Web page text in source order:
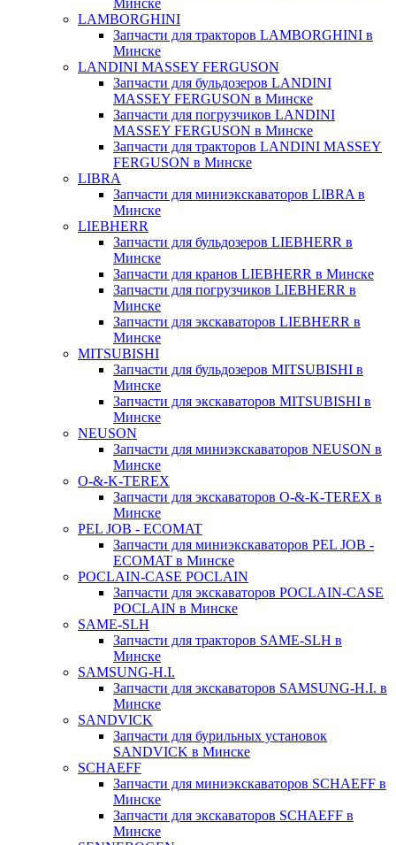
Минске
LAMBORGHINI
Запчасти для тракторов LAMBORGHINI в
Минске
LANDINI MASSEY FERGUSON
Запчасти для бульдозеров LANDINI
MASSEY FERGUSON в Минске
Запчасти для погрузчиков LANDINI
MASSEY FERGUSON в Минске
Запчасти для тракторов LANDINI MASSEY
FERGUSON в Минске
LIBRA
Запчасти для миниэкскаваторов LIBRA в
Минске
LIEBHERR
Запчасти для бульдозеров LIEBHERR в
Минске
Запчасти для кранов LIEBHERR в Минске
Запчасти для погрузчиков LIEBHERR в
Минске
Запчасти для экскаваторов LIEBHERR в
Минске
MITSUBISHI
Запчасти для бульдозеров MITSUBISHI в
Минске
Запчасти для экскаваторов MITSUBISHI в
Минске
NEUSON
Запчасти для миниэкскаваторов NEUSON в
Минске
O-&-K-TEREX
Запчасти для экскаваторов O-&-K-TEREX в
Минске
PEL JOB - ECOMAT
Запчасти для миниэкскаваторов PEL JOB -
ECOMAT в Минске
POCLAIN-CASE POCLAIN
Запчасти для экскаваторов POCLAIN-CASE
POCLAIN в Минске
SAME-SLH
Запчасти для тракторов SAME-SLH в
Минске
SAMSUNG-H.I.
Запчасти для экскаваторов SAMSUNG-H.I. в
Минске
SANDVICK
Запчасти для бурильных установок
SANDVICK в Минске
SCHAEFF
Запчасти для миниэкскаваторов SCHAEFF в
Минске
Запчасти для экскаваторов SCHAEFF в
Минске